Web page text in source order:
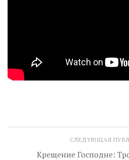
СЛЕДУЮЩАЯ
Крещение Господне: